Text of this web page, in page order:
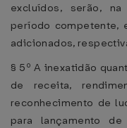
excluídos, serão,
período competente,
adicionados,
§ 5º A inexatidão
de receita,
reconhecimento de
para lançamento